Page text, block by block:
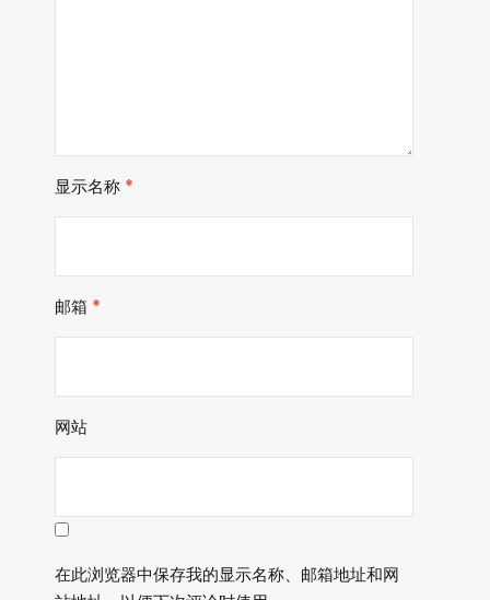
显示名称 *
邮箱 *
网站
在此浏览器中保存我的显示名称、邮箱地址和网